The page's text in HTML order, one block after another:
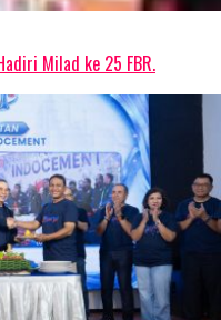
Milad ke 25 FBR.